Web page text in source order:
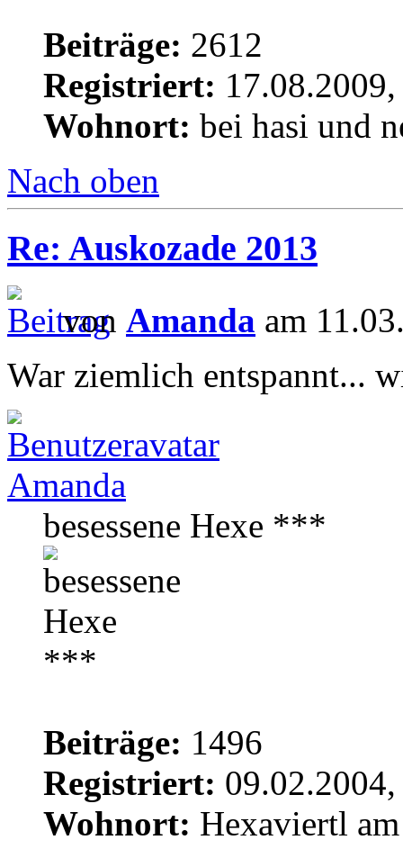
Beiträge: 2612
Registriert:
Wohnort: bei hasi und
Nach oben
Re: Auskozade 2013
von Amanda am
War ziemlich entspannt...
Amanda
besessene Hexe ***
Beiträge: 1496
Registriert:
Wohnort: Hexaviertl